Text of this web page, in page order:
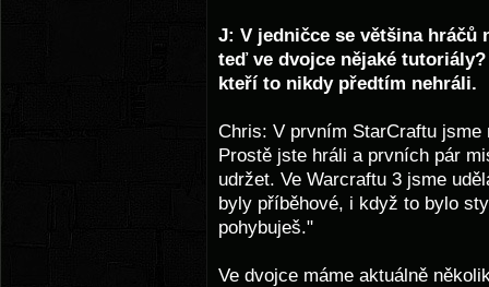
J: V jedničce se většina hráčů
teď ve dvojce nějaké
kteří to nikdy předtím nehráli.
Chris: V prvním StarCraftu
Prostě jste hráli a prvních pár
udržet. Ve Warcraftu 3 jsme
byly příběhové, i když to bylo
pohybuješ."
Ve dvojce máme aktuálně